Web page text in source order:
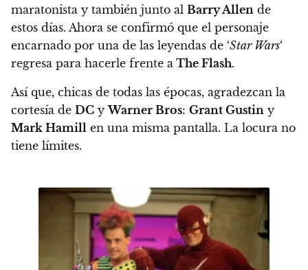
maratonista y también junto al Barry Allen de
estos días. Ahora se confirmó que el personaje
encarnado por una de las leyendas de ‘Star Wars‘
regresa para hacerle frente a The Flash.
Así que, chicas de todas las épocas, agradezcan la
cortesía de DC yWarner Bros: Grant Gustin y
Mark Hamill en una misma pantalla. La locura no
tiene límites.